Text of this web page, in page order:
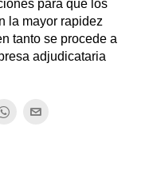
para que los
la mayor rapidez
tanto se procede a
adjudicataria